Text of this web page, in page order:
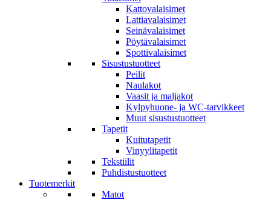
Kattovalaisimet
Lattiavalaisimet
Seinävalaisimet
Pöytävalaisimet
Spottivalaisimet
Sisustustuotteet
Peilit
Naulakot
Vaasit ja maljakot
Kylpyhuone- ja WC-tarvikkeet
Muut sisustustuotteet
Tapetit
Kuitutapetit
Vinyylitapetit
Tekstiilit
Puhdistustuotteet
Tuotemerkit
Matot